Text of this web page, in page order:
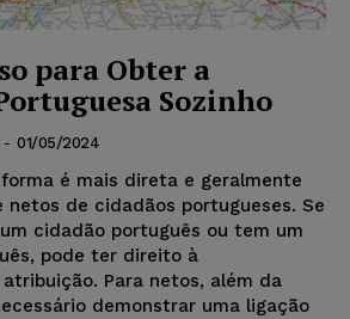
para Obter a
Sozinho
- 01/05/2024
é mais direta e geralmente
netos de cidadãos portugueses. Se
cidadão português ou tem um
pode ter direito à
Para netos, além da
demonstrar uma ligação